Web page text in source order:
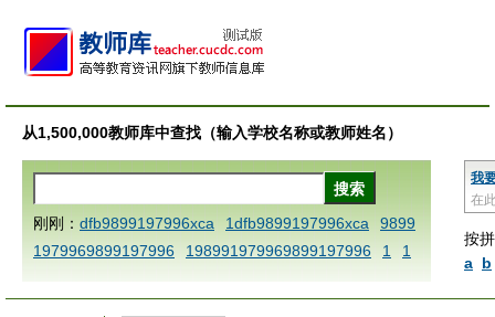
从1,500,000教师库中查找（输入学校名称或教师姓名）
我
在
按
a b
刚刚： dfb9899197996xca 1dfb9899197996xca
9899
1979969899197996
198991979969899197996 1
1
AAABBBCCCdefine blablaenddefine dfbxyzendtemplat